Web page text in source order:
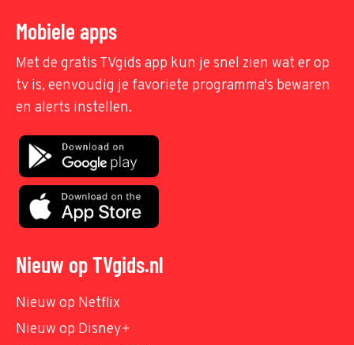
Mobiele apps
Met de gratis TVgids app kun je snel zien wat er op
tv is, eenvoudig je favoriete programma's bewaren
en alerts instellen.
Nieuw op TVgids.nl
Nieuw op Netflix
Nieuw op Disney+